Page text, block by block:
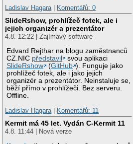
Ladislav Hagara | Komentářů: 0
SlideRshow, prohlížeč fotek, ale i
jejich organizér a prezentátor
4.8. 12:22 | Zajímavý software
Edvard Rejthar na blogu zaměstnanců
CZ.NIC představil
svou aplikaci
SlideRshow
(GitHub ). Funguje jako
prohlížeč fotek, ale i jako jejich
organizér a prezentátor. Neinstaluje se,
běží přímo v prohlížeči. Bez serveru.
Offline.
Ladislav Hagara | Komentářů: 11
Kermit má 45 let. Vydán C-Kermit 11
4.8. 11:44 | Nová verze